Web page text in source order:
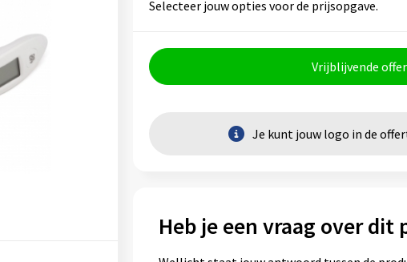
Selecteer jouw opties voor de prijsopgave.
Vrijblijvende
Je kunt jouw logo in de
Heb je een vraag over dit